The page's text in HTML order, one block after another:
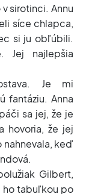
sirotinci. Annu
síce chlapca,
si ju obľúbili.
Jej najlepšia
Je mi
fantáziu. Anna
sa jej, že je
hovoria, že jej
nahnevala, keď
Gilbert,
ho tabuľkou po